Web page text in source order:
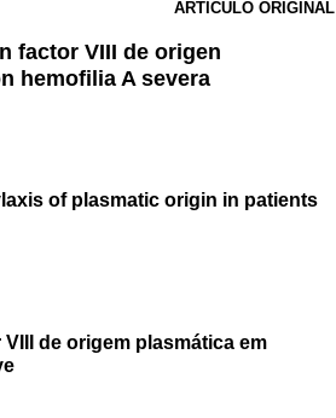
ARTÍCULO ORIGINAL
factor VIII de origen
hemofilia A severa
of plasmatic origin in patients
de origem plasmática em